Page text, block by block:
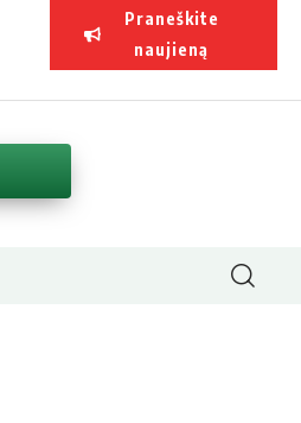
Praneškite
naujieną